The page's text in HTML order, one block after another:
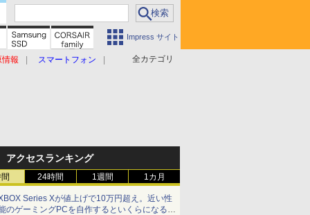
Impress サイト
全カテゴリ
情報 スマートフォン
アクセスランキング
24時間 1週間 1カ月
Series Xが値上げで10万円超え。近い性
のゲーミングPCを自作するといくらになる？